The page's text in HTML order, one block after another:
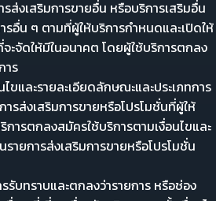
มการขายอื่น หรือบริการเสริมอื่น
ามที่ผู้ให้บริการกำหนดและเปิดให้
ะจัดให้มีในอนาคต โดยผู้ใช้บริการตกลง
าร
ยละเอียดลักษณะและประเภทการ
ารส่งเสริมการขายหรือโปรโมชั่นที่ผู้ให้
การตกลงสมัครใช้บริการตามเงื่อนไขและ
รายการส่งเสริมการขายหรือโปรโมชั่น
และตกลงว่ารายการ หรือช่อง